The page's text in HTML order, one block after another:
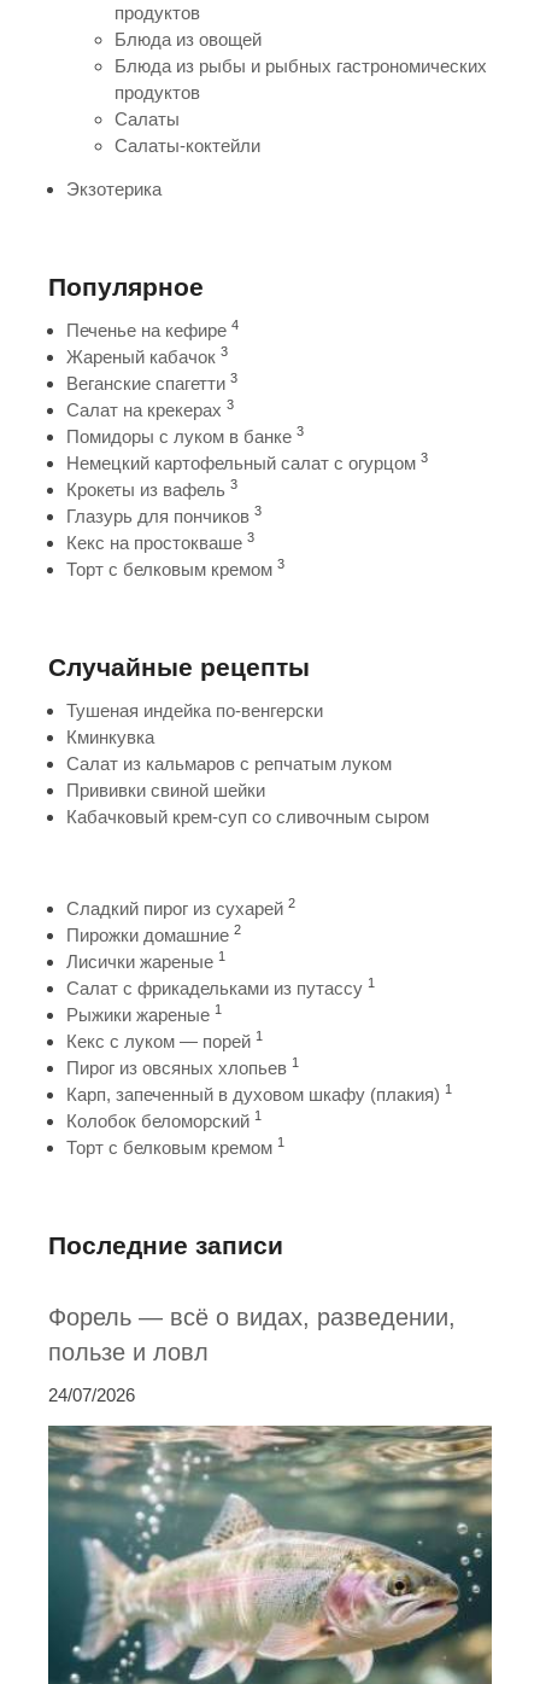
продуктов
Блюда из овощей
Блюда из рыбы и рыбных гастрономических
продуктов
Салаты
Салаты-коктейли
Экзотерика
Популярное
Печенье на кефире 4
Жареный кабачок 3
Веганские спагетти 3
Салат на крекерах 3
Помидоры с луком в банке 3
Немецкий картофельный салат с огурцом 3
Крокеты из вафель 3
Глазурь для пончиков 3
Кекс на простокваше 3
Торт с белковым кремом 3
Случайные рецепты
Тушеная индейка по-венгерски
Кминкувка
Салат из кальмаров с репчатым луком
Прививки свиной шейки
Кабачковый крем-суп со сливочным сыром
Сладкий пирог из сухарей 2
Пирожки домашние 2
Лисички жареные 1
Салат с фрикадельками из путассу 1
Рыжики жареные 1
Кекс с луком — порей 1
Пирог из овсяных хлопьев 1
Карп, запеченный в духовом шкафу (плакия) 1
Колобок беломорский 1
Торт с белковым кремом 1
Последние записи
Форель — всё о видах, разведении,
пользе и ловл
24/07/2026